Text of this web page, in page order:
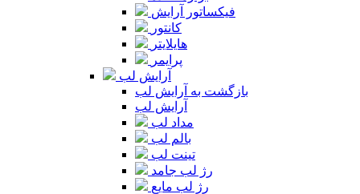
فیکساتور آرایش
کانتور
هایلایتر
پرایمر
آرایش لب
بازگشت به آرایش لب
آرایش لب
مداد لب
بالم لب
تینت لب
رژ لب جامد
رژ لب مایع